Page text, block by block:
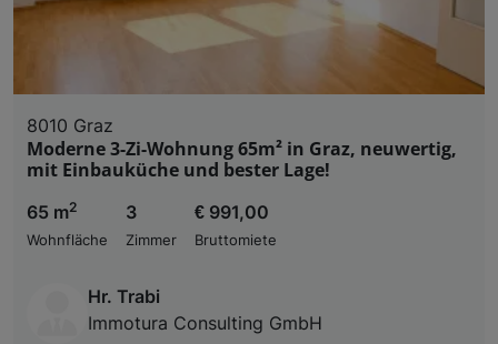
8010 Graz
Moderne 3-Zi-Wohnung 65m² in Graz, neuwertig,
mit Einbauküche und bester Lage!
65 m2
Wohnfläche
3
Zimmer
€ 991,00
Bruttomiete
Hr. Trabi
Immotura Consulting GmbH